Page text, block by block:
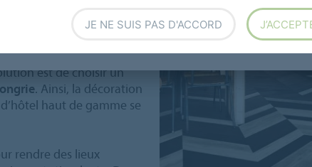
tendance. Mais pour
est de choisir un
. Ainsi, la décoration
haut de gamme se
rendre des lieux
JE NE SUIS PAS D'ACCORD